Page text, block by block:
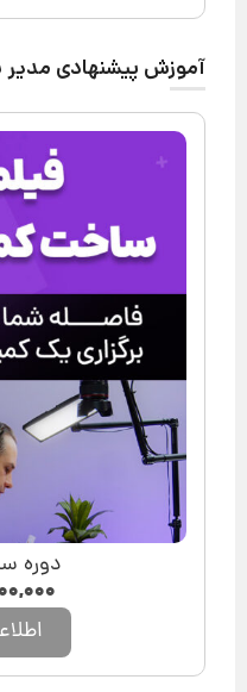
آموزش پیشنهادی مدیر
دوره